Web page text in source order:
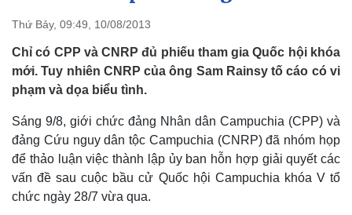
Nhận diện sự thật
Việc làm
Biển đảo
Thứ Bảy, 09:49, 10/08/2013
Chỉ có CPP và CNRP đủ phiếu tham gia Quốc hội khóa
mới. Tuy nhiên CNRP của ông Sam Rainsy tố cáo có vi
phạm và dọa biểu tình.
Sáng 9/8, giới chức đảng Nhân dân Campuchia (CPP) và
đảng Cứu nguy dân tộc Campuchia (CNRP) đã nhóm họp
để thảo luận việc thành lập ủy ban hỗn hợp giải quyết các
vấn đề sau cuộc bầu cử Quốc hội Campuchia khóa V tổ
chức ngày 28/7 vừa qua.